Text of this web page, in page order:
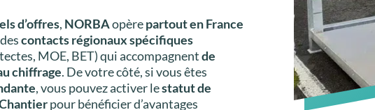
d’offres, NORBAopèrepartout en France
contacts régionaux spécifiques
MOE, BET) qui accompagnentde
chiffrage. De votre côté, si vous êtes
, vous pouvez activer lestatut de
pour bénéficier d’avantages